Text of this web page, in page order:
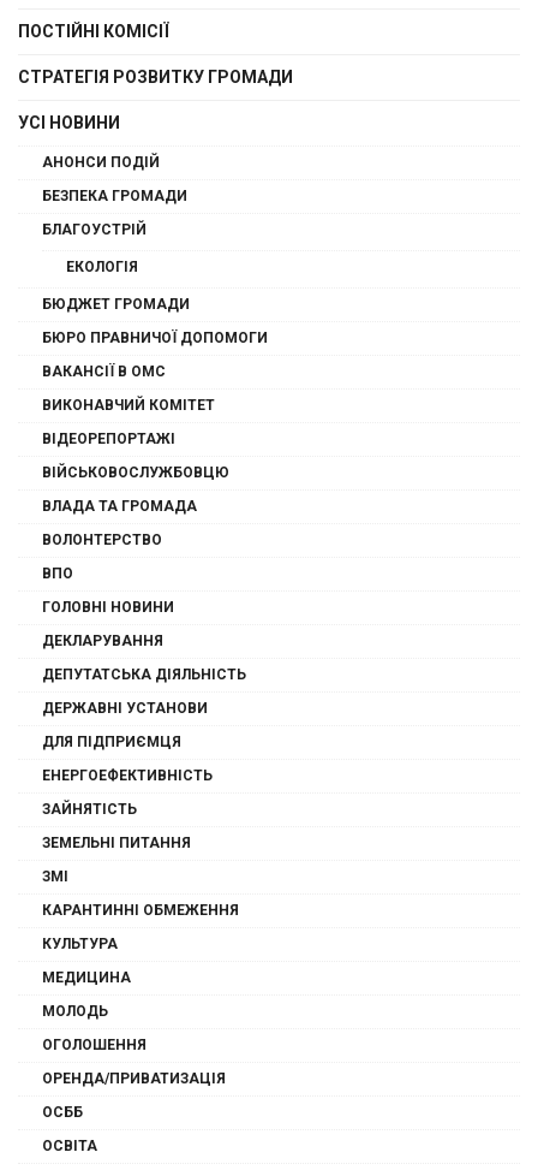
ПОСТІЙНІ КОМІСІЇ
СТРАТЕГІЯ РОЗВИТКУ ГРОМАДИ
УСІ НОВИНИ
АНОНСИ ПОДІЙ
БЕЗПЕКА ГРОМАДИ
БЛАГОУСТРІЙ
ЕКОЛОГІЯ
БЮДЖЕТ ГРОМАДИ
БЮРО ПРАВНИЧОЇ ДОПОМОГИ
ВАКАНСІЇ В ОМС
ВИКОНАВЧИЙ КОМІТЕТ
ВІДЕОРЕПОРТАЖІ
ВІЙСЬКОВОСЛУЖБОВЦЮ
ВЛАДА ТА ГРОМАДА
ВОЛОНТЕРСТВО
ВПО
ГОЛОВНІ НОВИНИ
ДЕКЛАРУВАННЯ
ДЕПУТАТСЬКА ДІЯЛЬНІСТЬ
ДЕРЖАВНІ УСТАНОВИ
ДЛЯ ПІДПРИЄМЦЯ
ЕНЕРГОЕФЕКТИВНІСТЬ
ЗАЙНЯТІСТЬ
ЗЕМЕЛЬНІ ПИТАННЯ
ЗМІ
КАРАНТИННІ ОБМЕЖЕННЯ
КУЛЬТУРА
МЕДИЦИНА
МОЛОДЬ
ОГОЛОШЕННЯ
ОРЕНДА/ПРИВАТИЗАЦІЯ
ОСББ
ОСВІТА